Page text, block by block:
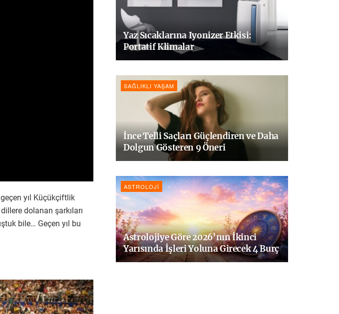
yıl Küçükçiftlik
dolanan şarkıları
bile… Geçen yıl bu
Yaz Sıcaklarına Iyonizer Etkisi:
Portatif Klimalar
SAĞLIKLI YAŞAM
İnce Telli Saçları Güçlendiren ve Daha
Dolgun Gösteren 9 Öneri
ASTROLOJI
Astrolojiye Göre 2026’nın İkinci
Yarısında İşleri Yoluna Girecek 4 Burç